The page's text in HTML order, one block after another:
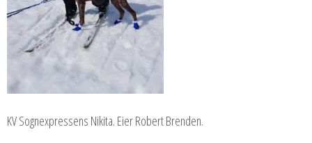
KV Sognexpressens Nikita. Eier Robert Brenden.